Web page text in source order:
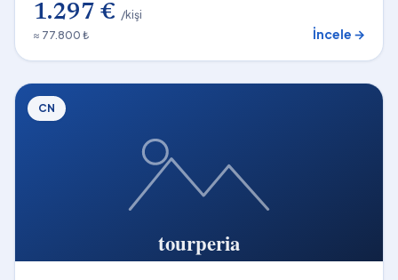
1.297 € /kişi
≈ 77.800 ₺
İncele →
CN